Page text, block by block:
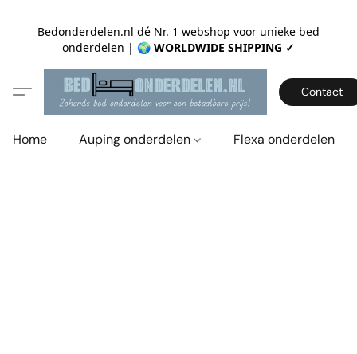
Bedonderdelen.nl dé Nr. 1 webshop voor unieke bed
onderdelen | 🌍 WORLDWIDE SHIPPING ✓
Contact
Home Auping onderdelen Flexa onderdelen